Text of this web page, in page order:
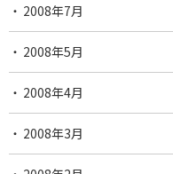
2008年7月
2008年5月
2008年4月
2008年3月